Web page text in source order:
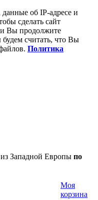
об IP-адресе и
сделать сайт
Вы продолжите
считать, что Вы
Политика
Западной Европы по
Моя
корзина